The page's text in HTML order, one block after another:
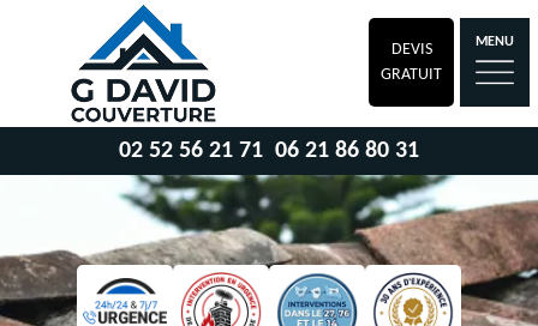
DEVIS
GRATUIT
MENU
02 52 56 21 71 06 21 86 80 31